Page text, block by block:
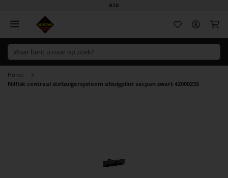
B2B
Home
Nilfisk centraal stofzuigersysteem afzuigplint vacpan zwart 42000235